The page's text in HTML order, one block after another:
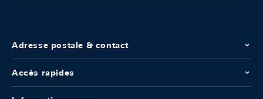
Adresse postale & contact
Accès rapides